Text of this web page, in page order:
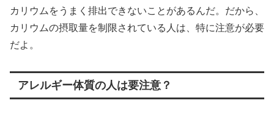
カリウムをうまく排出できないことがあるんだ。だから、
カリウムの摂取量を制限されている人は、特に注意が必要
だよ。
アレルギー体質の人は要注意？